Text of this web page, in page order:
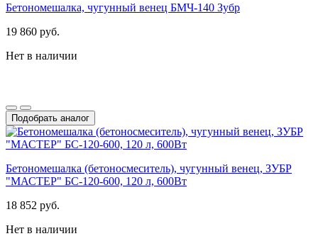
Бетономешалка, чугунный венец БМЧ-140 Зубр
19 860 руб.
Нет в наличии
Подобрать аналог
Бетономешалка (бетоносмеситель), чугунный венец, ЗУБР
"МАСТЕР" БС-120-600, 120 л, 600Вт
18 852 руб.
Нет в наличии